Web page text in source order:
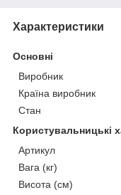
Характеристики
Основні
Виробник
Країна виробник
Стан
Користувальницькі
Артикул
Вага (кг)
Висота (см)